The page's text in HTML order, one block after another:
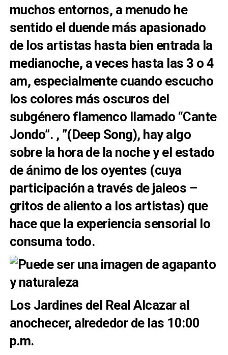
muchos entornos, a menudo he
sentido el duende más apasionado
de los artistas hasta bien entrada la
medianoche, a veces hasta las 3 o 4
am, especialmente cuando escucho
los colores más oscuros del
subgénero flamenco llamado “Cante
Jondo”. , ”(Deep Song), hay algo
sobre la hora de la noche y el estado
de ánimo de los oyentes (cuya
participación a través de jaleos –
gritos de aliento a los artistas) que
hace que la experiencia sensorial lo
consuma todo.
Los Jardines del Real Alcazar al
anochecer, alrededor de las 10:00
p.m.